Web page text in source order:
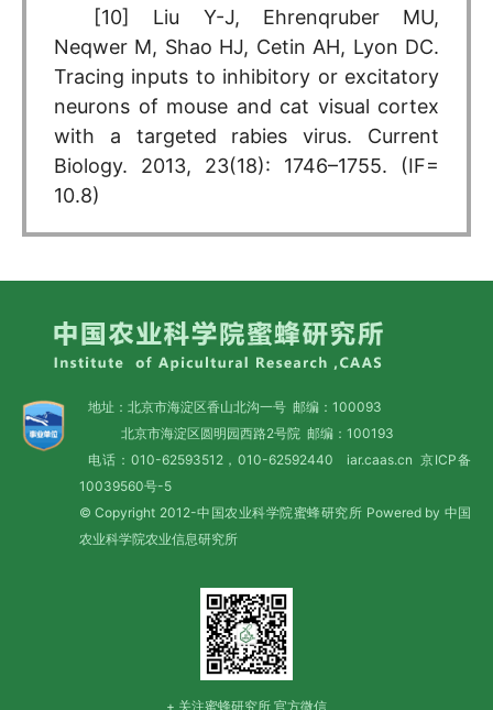
[10] Liu Y-J, Ehrenqruber MU,
Neqwer M, Shao HJ, Cetin AH, Lyon DC.
Tracing inputs to inhibitory or excitatory
neurons of mouse and cat visual cortex
with a targeted rabies virus. Current
Biology. 2013, 23(18): 1746–1755. (IF=
10.8)
地址：北京市海淀区香山北沟一号 邮编：100093
北京市海淀区圆明园西路2号院 邮编：100193
电话：010-62593512，010-62592440 iar.caas.cn 京ICP备
10039560号-5
© Copyright 2012-中国农业科学院蜜蜂研究所 Powered by 中国
农业科学院农业信息研究所
+ 关注蜜蜂研究所 官方微信